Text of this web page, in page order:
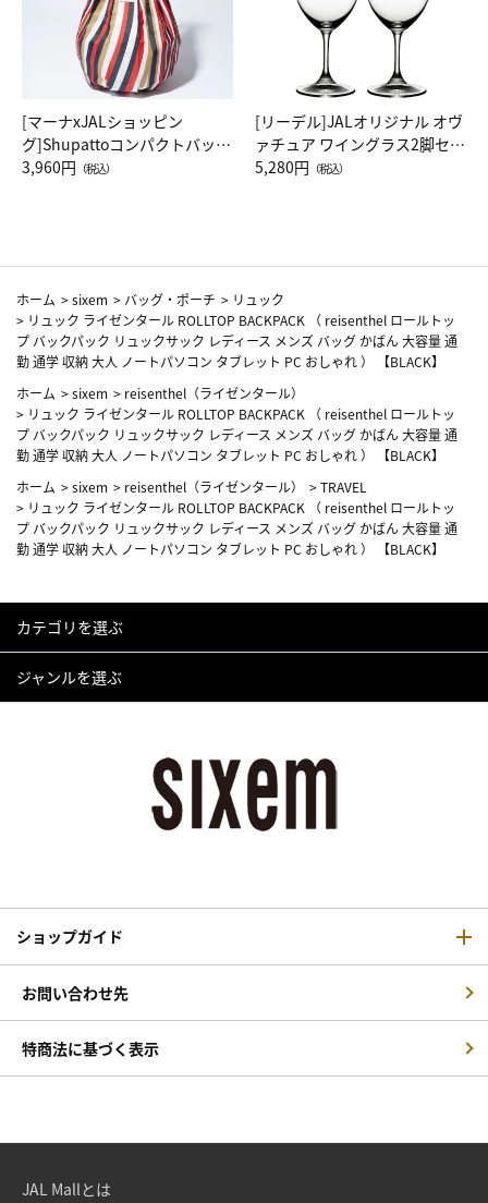
[マーナxJALショッピン
グ]Shupattoコンパクトバッグ
Drop JAL客室乗務員（LC）ス
3,960円 （税込）
[リーデル]JALオリジナル オヴ
ァチュア ワイングラス2脚セッ
ト（レッドワイン）
5,280円 （税込）
ホーム >sixem > バッグ・ポーチ > リュック
> リュック ライゼンタール ROLLTOP BACKPACK （ reisenthel ロールトッ
プ バックパック リュックサック レディース メンズ バッグ かばん 大容量 通
勤 通学 収納 大人 ノートパソコン タブレット PC おしゃれ ） 【BLACK】
ホーム >sixem > reisenthel（ライゼンタール）
> リュック ライゼンタール ROLLTOP BACKPACK （ reisenthel ロールトッ
プ バックパック リュックサック レディース メンズ バッグ かばん 大容量 通
勤 通学 収納 大人 ノートパソコン タブレット PC おしゃれ ） 【BLACK】
ホーム >sixem > reisenthel（ライゼンタール） >TRAVEL
> リュック ライゼンタール ROLLTOP BACKPACK （ reisenthel ロールトッ
プ バックパック リュックサック レディース メンズ バッグ かばん 大容量 通
勤 通学 収納 大人 ノートパソコン タブレット PC おしゃれ ） 【BLACK】
カテゴリを選ぶ
ジャンルを選ぶ
ショップガイド
お問い合わせ先
特商法に基づく表示
JAL Mallとは